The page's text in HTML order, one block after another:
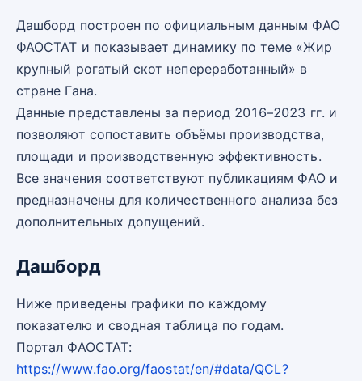
Дашборд построен по официальным данным ФАО
ФАОСТАТ и показывает динамику по теме «Жир
крупный рогатый скот непереработанный» в
стране Гана.
Данные представлены за период 2016–2023 гг. и
позволяют сопоставить объёмы производства,
площади и производственную эффективность.
Все значения соответствуют публикациям ФАО и
предназначены для количественного анализа без
дополнительных допущений.
Дашборд
Ниже приведены графики по каждому
показателю и сводная таблица по годам.
Портал ФАОСТАТ:
https://www.fao.org/faostat/en/#data/QCL?